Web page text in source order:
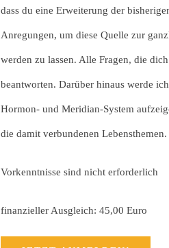
dass du eine Erweiterung der
Anregungen, um diese Quelle zur
werden zu lassen. Alle Fragen, die
beantworten. Darüber hinaus werde
Hormon- und Meridian-System
die damit verbundenen Lebensthemen.
Vorkenntnisse sind nicht erforderlich
finanzieller Ausgleich: 45,00 Euro